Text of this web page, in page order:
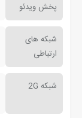
پخش ویدئو
شبکه های
ارتباطی
شبکه 2G